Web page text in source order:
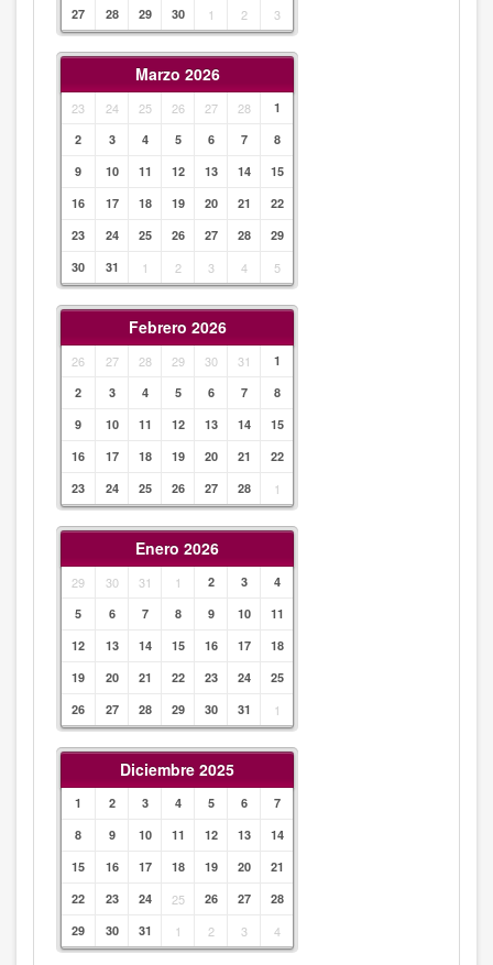
27
28 29 30 1 2 3
Marzo 2026
23 24 25 26 27 28
1
2
3 4 5 6 7
8
9
10 11 12 13 14
15
16
17 18 19 20 21
22
23
24 25 26 27 28
29
30
31 1 2 3 4 5
Febrero 2026
26 27 28 29 30 31
1
2
3 4 5 6 7
8
9
10 11 12 13 14
15
16
17 18 19 20 21
22
23
24 25 26 27 28 1
Enero 2026
29 30 31 1 2 3
4
5
6 7 8 9 10
11
12
13 14 15 16 17
18
19
20 21 22 23 24
25
26
27 28 29 30 31 1
Diciembre 2025
1 2 3 4 5 6
7
8
9 10 11 12 13
14
15
16 17 18 19 20
21
22
23 24 25 26 27
28
29
30 31 1 2 3 4